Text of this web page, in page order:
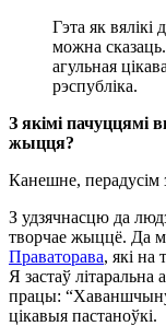
Гэта як
можна
агульная
рэспубліка.
З якімі пачуццямі
жыцця?
Канешне, перадусім
З удзячнасцю да
творчае жыццё. Да
Праваторава, які на
Я застаў літаральна
працы:
цікавыя пастаноўкі.